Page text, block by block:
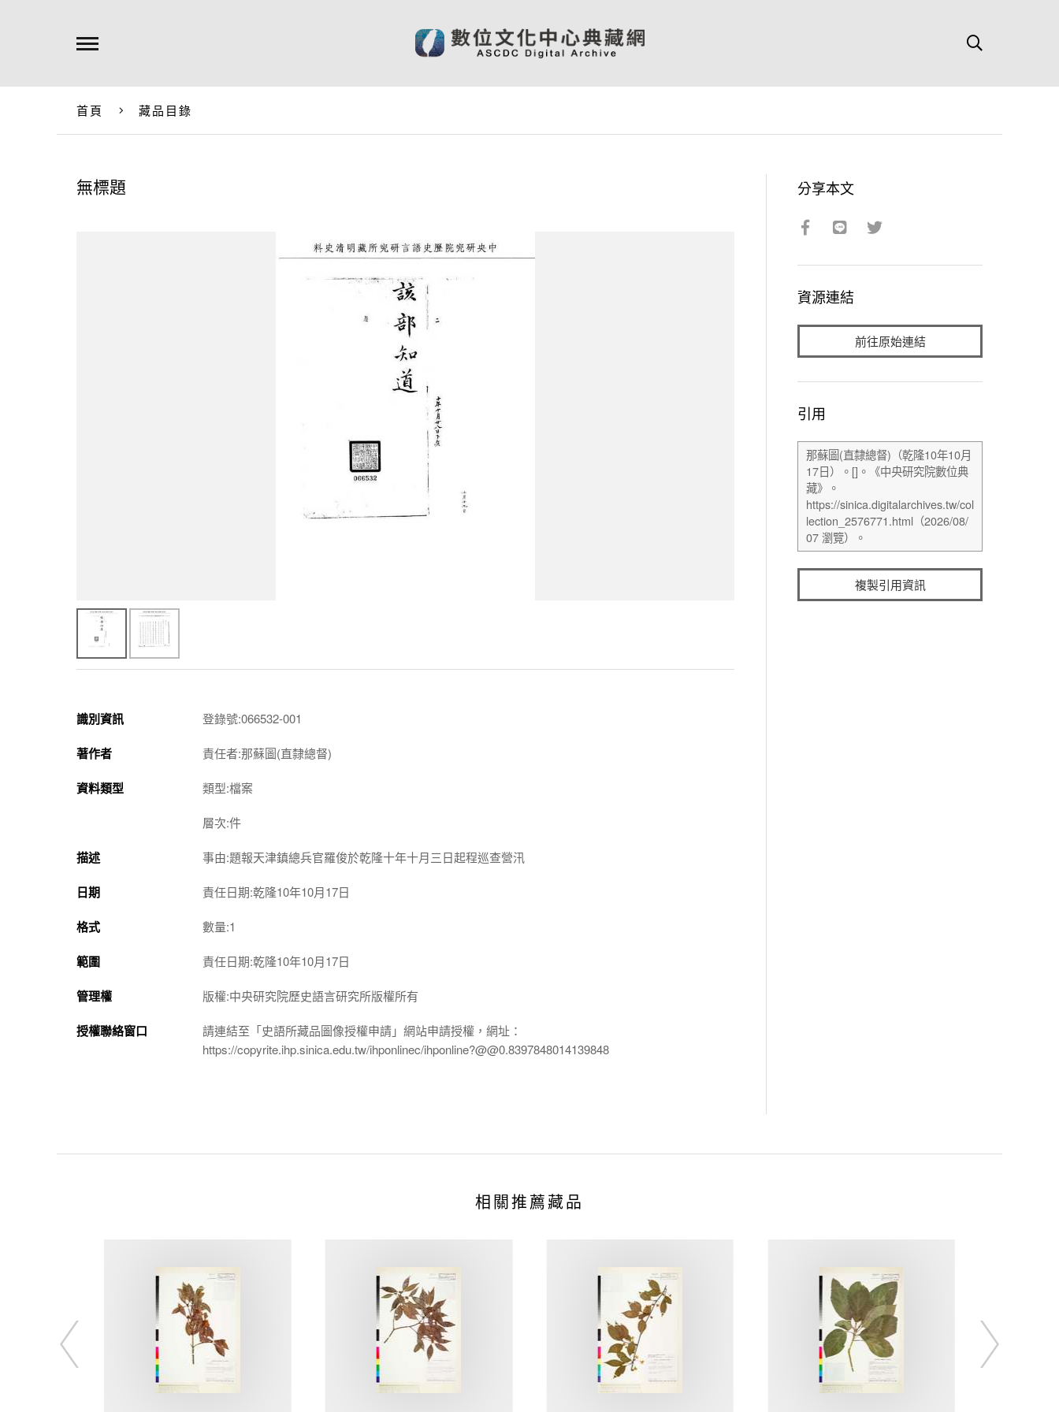
首頁 藏品目錄
無標題
識別資訊 登錄號:066532-001
著作者 責任者:那蘇圖(直隸總督)
資料類型 類型:檔案
層次:件
描述 事由:題報天津鎮總兵官羅俊於乾隆十年十月三日起程巡查營汛
日期 責任日期:乾隆10年10月17日
格式 數量:1
範圍 責任日期:乾隆10年10月17日
管理權 版權:中央研究院歷史語言研究所版權所有
授權聯絡窗口
請連結至「史語所藏品圖像授權申請」網站申請授權，網址：
https://copyrite.ihp.sinica.edu.tw/ihponlinec/ihponline?@@0.8397848014139848
分享本文
資源連結
前往原始連結
引用
複製引用資訊
相關推薦藏品